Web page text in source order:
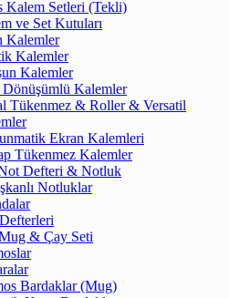
Kalem Setleri (Tekli)
ve Set Kutuları
Kalemler
Kalemler
Kalemler
Kalemler
Tükenmez & Roller & Versatil
Ekran Kalemleri
Tükenmez Kalemler
Defteri & Notluk
Notluklar
& Çay Seti
Bardaklar (Mug)